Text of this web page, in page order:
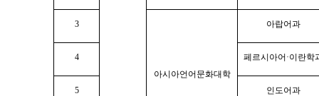
3
아시아언어문화대학
아랍어과
4 페르시아어·이란학
5 인도어과